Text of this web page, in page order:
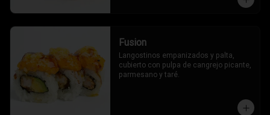
Fusion
Langostinos empanizados y palta,
cubierto con pulpa de cangrejo picante,
parmesano y taré.